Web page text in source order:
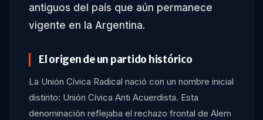
antiguos del país que aún permanece
vigente en la Argentina.
El origen de un partido histórico
La Unión Cívica Radical nació con un nombre inicial
distinto: Unión Cívica Anti Acuerdista. Esta
denominación reflejaba el rechazo frontal de Alem